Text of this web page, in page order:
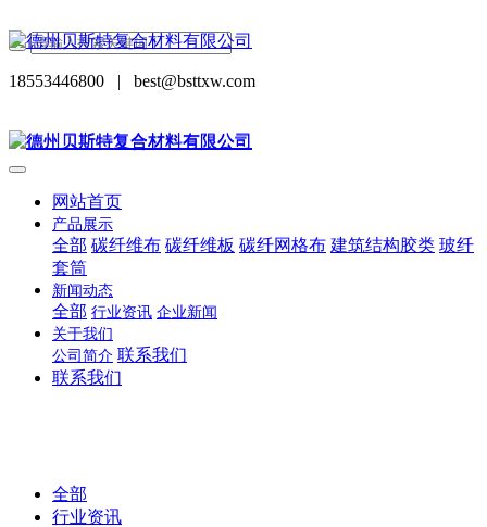
18553446800 | best@bsttxw.com
网站首页
产品展示
全部 碳纤维布 碳纤维板 碳纤网格布 建筑结构胶类 玻纤
套筒
新闻动态
全部 行业资讯 企业新闻
关于我们
公司简介 联系我们
联系我们
全部
行业资讯